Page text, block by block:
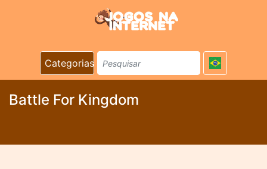
Categorias
Battle For Kingdom